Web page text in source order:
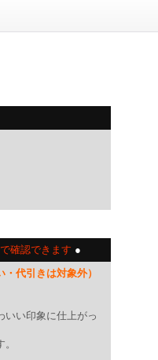
確認できます ●
・代引きは対象外）
いい印象に仕上がっ